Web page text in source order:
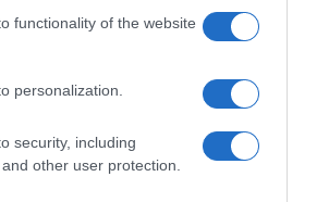
functionality of the website
personalization.
security, including
other user protection.